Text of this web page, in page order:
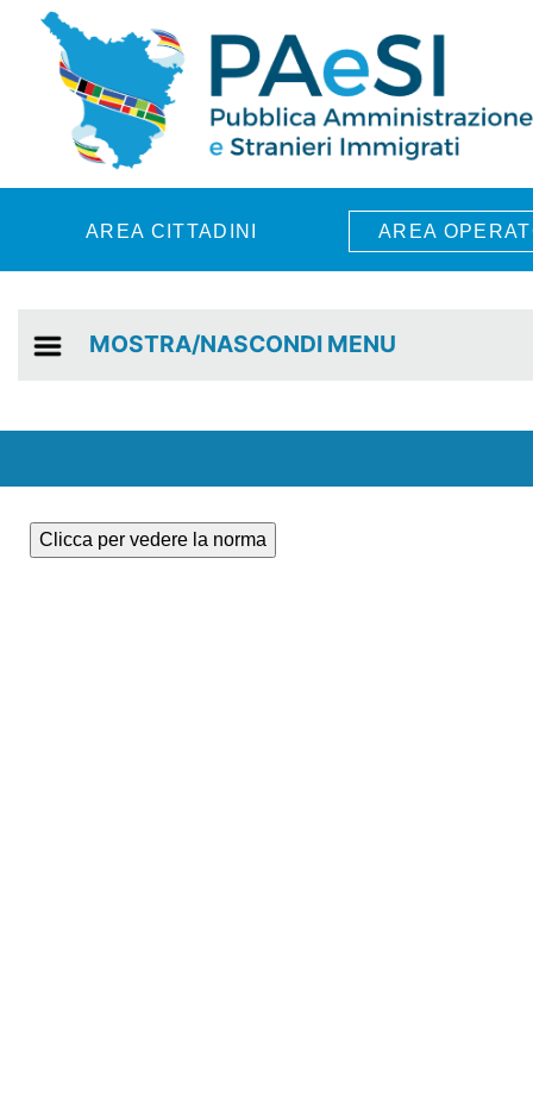
Skip to main content
AREA CITTADINI AREA
MOSTRA/NASCONDI MENU
Clicca per vedere la norma